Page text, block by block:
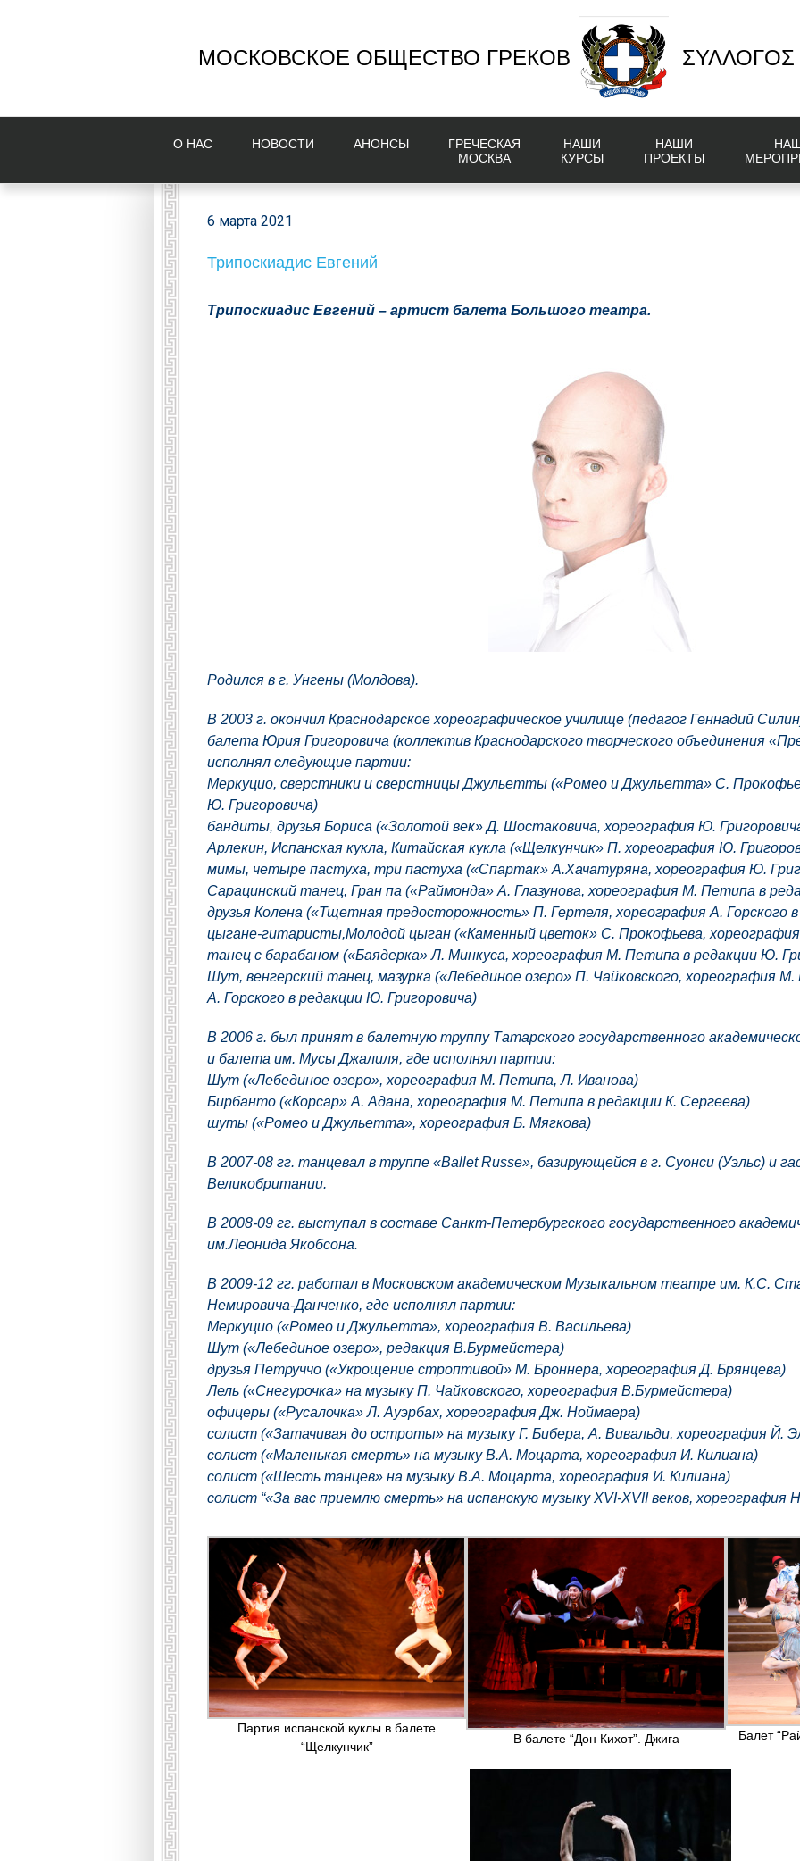
МОСКОВСКОЕ ОБЩЕСТВО ГРЕКОВ
О НAС НОВОСТИ AНОНСЫ
ГРЕЧЕСКАЯ
МОСКВА
НАШИ
КУРСЫ
НАШИ
ПРОЕКТЫ
6 марта 2021
Трипоскиадис Евгений
Трипоскиадис Евгений – артист балета Большого театра.
Родился в г. Унгены (Молдова).
В 2003 г. окончил Краснодарское хореографическое училище (педагог Геннадий
балета Юрия Григоровича (коллектив Краснодарского творческого объединения
исполнял следующие партии:
Меркуцио, сверстники и сверстницы Джульетты («Ромео и Джульетта» С.
Ю. Григоровича)
бандиты, друзья Бориса («Золотой век» Д. Шостаковича, хореография Ю.
Арлекин, Испанская кукла, Китайская кукла («Щелкунчик» П. хореография Ю.
мимы, четыре пастуха, три пастуха («Спартак» А.Хачатуряна, хореография Ю.
Сарацинский танец, Гран па («Раймонда» А. Глазунова, хореография М. Петипа в
друзья Колена («Тщетная предосторожность» П. Гертеля, хореография А. Горского
цыгане-гитаристы,Молодой цыган («Каменный цветок» С. Прокофьева,
танец с барабаном («Баядерка» Л. Минкуса, хореография М. Петипа в редакции Ю.
Шут, венгерский танец, мазурка («Лебединое озеро» П. Чайковского, хореография
А. Горского в редакции Ю. Григоровича)
В 2006 г. был принят в балетную труппу Татарского государственного
и балета им. Мусы Джалиля, где исполнял партии:
Шут («Лебединое озеро», хореография М. Петипа, Л. Иванова)
Бирбанто («Корсар» А. Адана, хореография М. Петипа в редакции К. Сергеева)
шуты («Ромео и Джульетта», хореография Б. Мягкова)
В 2007-08 гг. танцевал в труппе «Ballet Russe», базирующейся в г. Суонси (Уэльс) и
Великобритании.
В 2008-09 гг. выступал в составе Санкт-Петербургского государственного
им.Леонида Якобсона.
В 2009-12 гг. работал в Московском академическом Музыкальном театре им. К.С.
Немировича-Данченко, где исполнял партии:
Меркуцио («Ромео и Джульетта», хореография В. Васильева)
Шут («Лебединое озеро», редакция В.Бурмейстера)
друзья Петруччо («Укрощение строптивой» М. Броннера, хореография Д. Брянцева)
Лель («Снегурочка» на музыку П. Чайковского, хореография В.Бурмейстера)
офицеры («Русалочка» Л. Ауэрбах, хореография Дж. Ноймаера)
солист («Затачивая до остроты» на музыку Г. Бибера, А. Вивальди, хореография Й.
солист («Маленькая смерть» на музыку В.А. Моцарта, хореография И. Килиана)
солист («Шесть танцев» на музыку В.А. Моцарта, хореография И. Килиана)
солист “«За вас приемлю смерть» на испанскую музыку XVI-XVII веков, хореография
Партия испанской куклы в балете
“Щелкунчик”
В балете “Дон Кихот”. Джига Балет